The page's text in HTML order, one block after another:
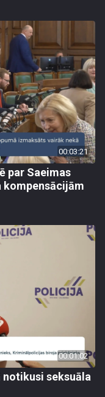
00:03:21
par Saeimas
00:01:02
seksuāla